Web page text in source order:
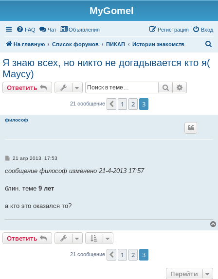
MyGomel
FAQ Чат Объявления Вход
Регистрация
На главную Список форумов ПИКАП Истории знакомств
Я знаю всех, но никто не догадывается кто я(
Маусу)
Ответить
Ответить Поиск
21 сообщение Пред.
1 2 3
философ
С
о
е
е
21 апр 2013, 17:53
сообщение философ изменено 21-4-2013 17:57
блин. теме 9 лет
а кто это оказался то?
Ответить
Ответить
21 сообщение Пред.
1 2 3
Перейти